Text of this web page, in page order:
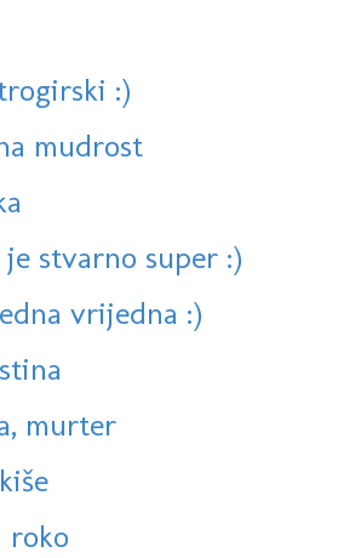
:)
mudrost
je stvarno super :)
vrijedna :)
murter
roko